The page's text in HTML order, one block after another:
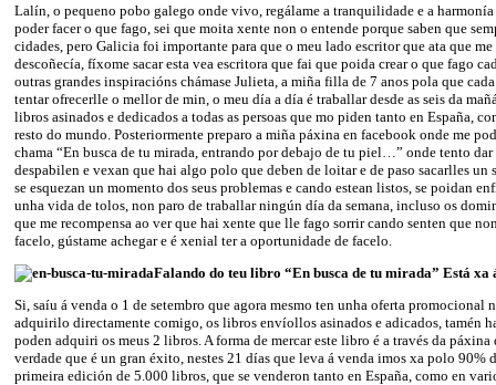
Lalín, o pequeno pobo galego onde vivo, regálame a tranquilidade e a harmonía
poder facer o que fago, sei que moita xente non o entende porque saben que
cidades, pero Galicia foi importante para que o meu lado escritor que ata que
descoñecía, fíxome sacar esta vea escritora que fai que poida crear o que fago
outras grandes inspiracións chámase Julieta, a miña filla de 7 anos pola que
tentar ofrecerlle o mellor de min, o meu día a día é traballar desde as seis da
libros asinados e dedicados a todas as persoas que mo piden tanto en España,
resto do mundo. Posteriormente preparo a miña páxina en facebook onde me
chama “En busca de tu mirada, entrando por debajo de tu piel…” onde tento dar
despabilen e vexan que hai algo polo que deben de loitar e de paso sacarlles un
se esquezan un momento dos seus problemas e cando estean listos, se poidan
unha vida de tolos, non paro de traballar ningún día da semana, incluso os
que me recompensa ao ver que hai xente que lle fago sorrir cando senten que
facelo, gústame achegar e é xenial ter a oportunidade de facelo.
Falando do teu libro “En busca de tu mirada” Está xa
Si, saíu á venda o 1 de setembro que agora mesmo ten unha oferta promocional
adquirilo directamente comigo, os libros envíollos asinados e adicados, tamén
poden adquiri os meus 2 libros. A forma de mercar este libro é a través da páxina
verdade que é un gran éxito, nestes 21 días que leva á venda imos xa polo 90%
primeira edición de 5.000 libros, que se venderon tanto en España, como en